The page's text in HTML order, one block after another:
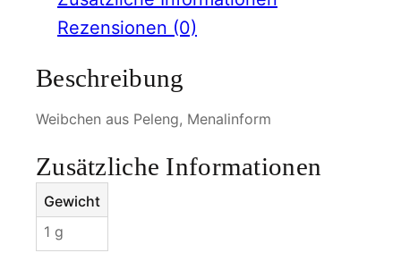
i
h
n
i
M
e
Rezensionen (0)
Beschreibung
Weibchen aus Peleng, Menalinform
Zusätzliche Informationen
Gewicht
1 g